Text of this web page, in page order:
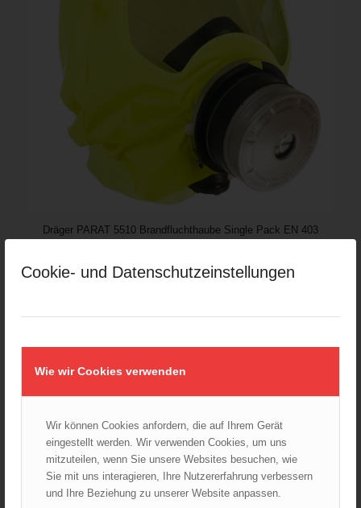
Cookie- und Datenschutzeinstellungen
Wie wir Cookies verwenden
Wir können Cookies anfordern, die auf Ihrem Gerät
eingestellt werden. Wir verwenden Cookies, um uns
mitzuteilen, wenn Sie unsere Websites besuchen, wie
Sie mit uns interagieren, Ihre Nutzererfahrung verbessern
und Ihre Beziehung zu unserer Website anpassen.
Dräger PARAT 5510 Brandfluchthaube Single Pack EN 403
Verkauf durch :